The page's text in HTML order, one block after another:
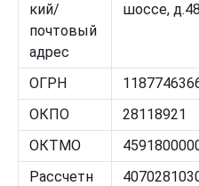
кий/
почтовый
адрес
шоссе,
ОГРН
ОКПО
28118921
ОКТМО
Рассчетн